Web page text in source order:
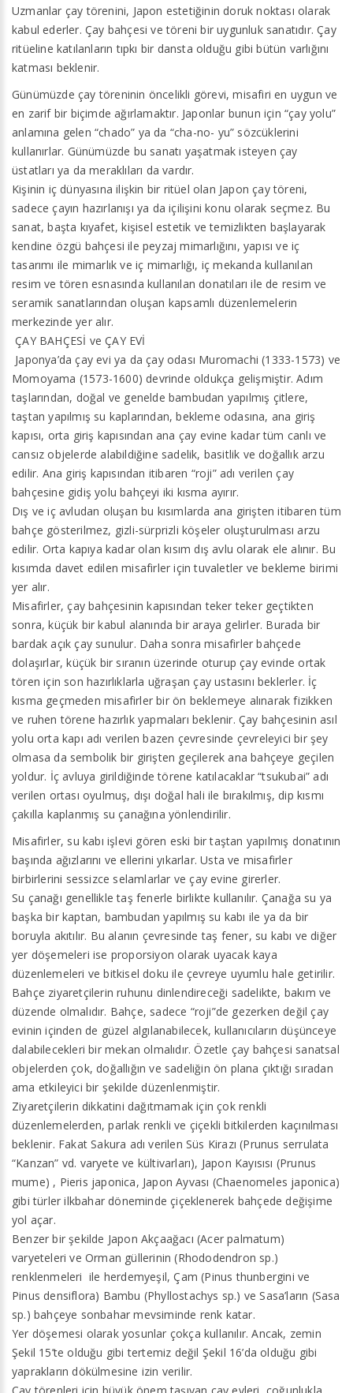
Uzmanlar çay törenini, Japon estetiğinin doruk noktası olarak
kabul ederler. Çay bahçesi ve töreni bir uygunluk sanatıdır. Çay
ritüeline katılanların tıpkı bir dansta olduğu gibi bütün varlığını
katması beklenir.
Günümüzde çay töreninin öncelikli görevi, misafiri en uygun ve
en zarif bir biçimde ağırlamaktır. Japonlar bunun için “çay yolu”
anlamına gelen “chado” ya da “cha-no- yu” sözcüklerini
kullanırlar. Günümüzde bu sanatı yaşatmak isteyen çay
üstatları ya da meraklıları da vardır.
Kişinin iç dünyasına ilişkin bir ritüel olan Japon çay töreni,
sadece çayın hazırlanışı ya da içilişini konu olarak seçmez. Bu
sanat, başta kıyafet, kişisel estetik ve temizlikten başlayarak
kendine özgü bahçesi ile peyzaj mimarlığını, yapısı ve iç
tasarımı ile mimarlık ve iç mimarlığı, iç mekanda kullanılan
resim ve tören esnasında kullanılan donatıları ile de resim ve
seramik sanatlarından oluşan kapsamlı düzenlemelerin
merkezinde yer alır.
ÇAY BAHÇESİ ve ÇAY EVİ
Japonya’da çay evi ya da çay odası Muromachi (1333-1573) ve
Momoyama (1573-1600) devrinde oldukça gelişmiştir. Adım
taşlarından, doğal ve genelde bambudan yapılmış çitlere,
taştan yapılmış su kaplarından, bekleme odasına, ana giriş
kapısı, orta giriş kapısından ana çay evine kadar tüm canlı ve
cansız objelerde alabildiğine sadelik, basitlik ve doğallık arzu
edilir. Ana giriş kapısından itibaren “roji” adı verilen çay
bahçesine gidiş yolu bahçeyi iki kısma ayırır.
Dış ve iç avludan oluşan bu kısımlarda ana girişten itibaren tüm
bahçe gösterilmez, gizli-sürprizli köşeler oluşturulması arzu
edilir. Orta kapıya kadar olan kısım dış avlu olarak ele alınır. Bu
kısımda davet edilen misafirler için tuvaletler ve bekleme birimi
yer alır.
Misafirler, çay bahçesinin kapısından teker teker geçtikten
sonra, küçük bir kabul alanında bir araya gelirler. Burada bir
bardak açık çay sunulur. Daha sonra misafirler bahçede
dolaşırlar, küçük bir sıranın üzerinde oturup çay evinde ortak
tören için son hazırlıklarla uğraşan çay ustasını beklerler. İç
kısma geçmeden misafirler bir ön beklemeye alınarak fizikken
ve ruhen törene hazırlık yapmaları beklenir. Çay bahçesinin asıl
yolu orta kapı adı verilen bazen çevresinde çevreleyici bir şey
olmasa da sembolik bir girişten geçilerek ana bahçeye geçilen
yoldur. İç avluya girildiğinde törene katılacaklar “tsukubai” adı
verilen ortası oyulmuş, dışı doğal hali ile bırakılmış, dip kısmı
çakılla kaplanmış su çanağına yönlendirilir.
Misafirler, su kabı işlevi gören eski bir taştan yapılmış donatının
başında ağızlarını ve ellerini yıkarlar. Usta ve misafirler
birbirlerini sessizce selamlarlar ve çay evine girerler.
Su çanağı genellikle taş fenerle birlikte kullanılır. Çanağa su ya
başka bir kaptan, bambudan yapılmış su kabı ile ya da bir
boruyla akıtılır. Bu alanın çevresinde taş fener, su kabı ve diğer
yer döşemeleri ise proporsiyon olarak uyacak kaya
düzenlemeleri ve bitkisel doku ile çevreye uyumlu hale getirilir.
Bahçe ziyaretçilerin ruhunu dinlendireceği sadelikte, bakım ve
düzende olmalıdır. Bahçe, sadece “roji”de gezerken değil çay
evinin içinden de güzel algılanabilecek, kullanıcıların düşünceye
dalabilecekleri bir mekan olmalıdır. Özetle çay bahçesi sanatsal
objelerden çok, doğallığın ve sadeliğin ön plana çıktığı sıradan
ama etkileyici bir şekilde düzenlenmiştir.
Ziyaretçilerin dikkatini dağıtmamak için çok renkli
düzenlemelerden, parlak renkli ve çiçekli bitkilerden kaçınılması
beklenir. Fakat Sakura adı verilen Süs Kirazı (Prunus serrulata
“Kanzan” vd. varyete ve kültivarları), Japon Kayısısı (Prunus
mume) , Pieris japonica, Japon Ayvası (Chaenomeles japonica)
gibi türler ilkbahar döneminde çiçeklenerek bahçede değişime
yol açar.
Benzer bir şekilde Japon Akçaağacı (Acer palmatum)
varyeteleri ve Orman güllerinin (Rhododendron sp.)
renklenmeleri ile herdemyeşil, Çam (Pinus thunbergini ve
Pinus densiflora) Bambu (Phyllostachys sp.) ve Sasa’ların (Sasa
sp.) bahçeye sonbahar mevsiminde renk katar.
Yer döşemesi olarak yosunlar çokça kullanılır. Ancak, zemin
Şekil 15’te olduğu gibi tertemiz değil Şekil 16’da olduğu gibi
yaprakların dökülmesine izin verilir.
Çay törenleri için büyük önem taşıyan çay evleri, çoğunlukla